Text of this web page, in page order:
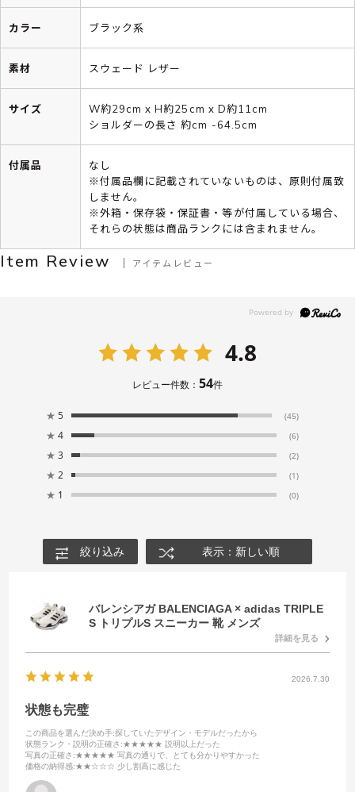
カラー ブラック系
素材 スウェード レザー
サイズ
W約29cm x H約25cm x D約11cm
ショルダーの長さ 約cm -64.5cm
付属品
なし
※付属品欄に記載されていないものは、原則付属致
しません。
※外箱・保存袋・保証書・等が付属している場合、
それらの状態は商品ランクには含まれません。
Item Review アイテムレビュー
4.8
レビュー件数： 54件
★ 5 (45)
★ 4 (6)
★ 3 (2)
★ 2 (1)
★ 1 (0)
絞り込み 表示：新しい順
バレンシアガ BALENCIAGA × adidas TRIPLE
S トリプルS スニーカー 靴 メンズ
詳細を見る
2026.7.30
状態も完璧
この商品を選んだ決め手:探していたデザイン・モデルだったから
状態ランク・説明の正確さ :★★★★★ 説明以上だった
写真の正確さ :★★★★★ 写真の通りで、とても分かりやすかった
価格の納得感:★★☆☆☆ 少し割高に感じた